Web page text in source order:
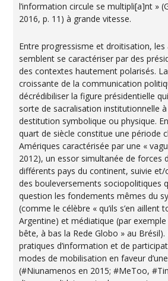
l’information circule se multipli[a]nt »
2016, p. 11) à grande vitesse.
Entre progressisme et droitisation, les
semblent se caractériser par des
des contextes hautement polarisés.
croissante de la communication
décrédibiliser la figure présidentielle
sorte de sacralisation institutionnelle
destitution symbolique ou physique.
quart de siècle constitue une période
Amériques caractérisée par une «
2012), un essor simultanée de forces
différents pays du continent, suivie
des bouleversements sociopolitiques
question les fondements mêmes du
(comme le célèbre « qu’ils s’en aillent
Argentine) et médiatique (par exemple
bête, à bas la Rede Globo » au
pratiques d’information et de
modes de mobilisation en faveur
(#Niunamenos en 2015; #MeToo,